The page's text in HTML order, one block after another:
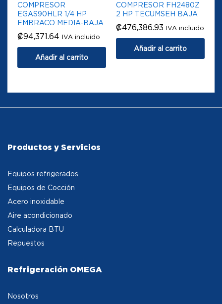
COMPRESOR
EGAS90HLR 1/4 HP
EMBRACO MEDIA-BAJA
₡94,371.64 IVA incluido
Añadir al carrito
COMPRESOR FH2480Z
2 HP TECUMSEH BAJA
₡476,386.93 IVA incluido
Añadir al carrito
Productos y Servicios
Equipos refrigerados
Equipos de Cocción
Acero inoxidable
Aire acondicionado
Calculadora BTU
Repuestos
Refrigeración OMEGA
Nosotros